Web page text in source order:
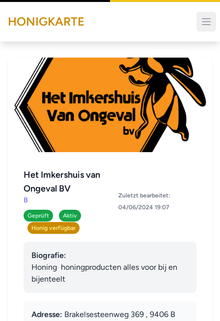
HONIGKARTE
Het Imkershuis van
Ongeval BV
B
Geprüft
Aktiv
Honig verfügbar
Zuletzt bearbeitet:
04/06/2024 19:07
Biografie:
Honing  honingproducten alles voor bij en
bijenteelt
Adresse: Brakelsesteenweg 369 , 9406 B